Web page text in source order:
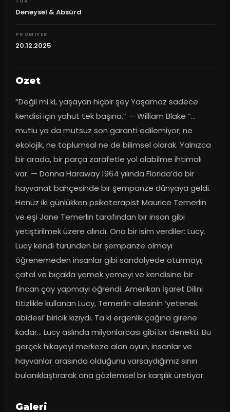
Deneysel & Absürd
PROMIYER
20.12.2025
Ozet
“Değil mi ki, yaşayan hiçbir şey Yaşamaz sadece
kendisi için yahut tek başına.” — William Blake “…
mutlu ya da mutsuz son garanti edilemiyor; ne
ekolojik, ne toplumsal ne de bilimsel olarak. Yalnızca
bir arada, bir parça zarafetle yol alabilme ihtimali
var. — Donna Haraway 1964 yılında Florida’da bir
hayvanat bahçesinde bir şempanze dünyaya geldi.
Henüz iki günlükken psikoterapist Maurice Temerlin
ve eşi Jane Temerlin tarafından bir insan gibi
yetiştirilmek üzere alındı. Ona bir isim verdiler: Lucy.
Lucy kendi türünden bir şempanze olmayı
öğrenemeden insanlar gibi sandalyede oturmayı,
çatal ve bıçakla yemek yemeyi ve kendisine bir
fincan çay yapmayı öğrendi. Amerikan İşaret Dilini
titizlikle kullanan Lucy, Temerlin ailesinin ‘yetenek
abidesi’ biricik kızıydı. Ta ki ergenlik çağına girene
kadar… Lucy aslında milyonlarcası gibi bir denekti. Bu
gerçek hikayeyi merkeze alan oyun, insanlar ve
hayvanlar arasında olduğunu varsaydığımız sınırı
bulanıklaştırarak ona gözlemsel bir karşılık üretiyor.
Galeri